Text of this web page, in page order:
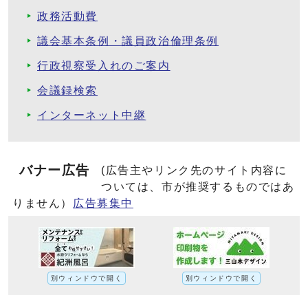
政務活動費
議会基本条例・議員政治倫理条例
行政視察受入れのご案内
会議録検索
インターネット中継
バナー広告
(広告主やリンク先のサイト内容に
ついては、市が推奨するものではあ
りません）
広告募集中
別ウィンドウで開く 別ウィンドウで開く